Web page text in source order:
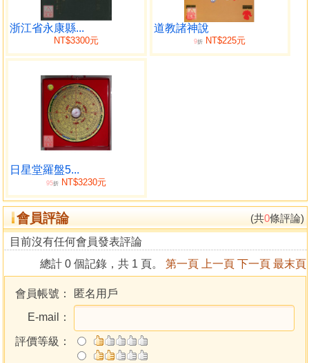
浙江省永康縣...
NT$3300元
道教諸神說
9折 NT$225元
日星堂羅盤5...
95折NT$3230元
會員評論 (共0條評論)
目前沒有任何會員發表評論
總計 0 個記錄，共 1 頁。 第一頁 上一頁 下一頁 最末頁
會員帳號：
匿名用戶
E-mail：
評價等級：